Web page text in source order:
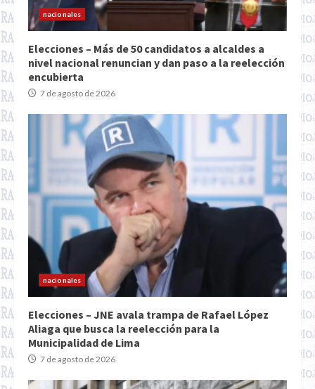
nacionales
Elecciones – Más de 50 candidatos a alcaldes a
nivel nacional renuncian y dan paso a la reelección
encubierta
7 de agosto de 2026
nacionales
Elecciones – JNE avala trampa de Rafael López
Aliaga que busca la reelección para la
Municipalidad de Lima
7 de agosto de 2026